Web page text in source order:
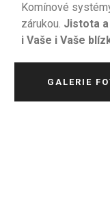
Komínové
zárukou. Jistota
i Vaše i Vaše
GALERIE